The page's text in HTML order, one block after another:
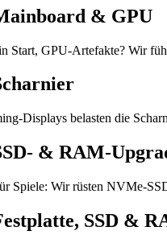
& GPU
Start, GPU-Artefakte? Wir
Displays belasten die
& RAM-
Spiele: Wir rüsten NVMe-
SSD &